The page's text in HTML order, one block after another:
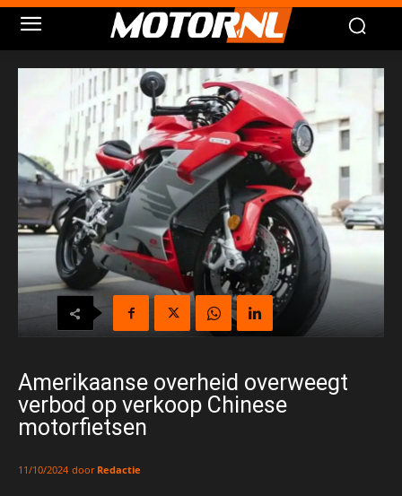
Amerikaanse overheid overweegt
verbod op verkoop Chinese
motorfietsen
11/10/2024 door Redactie